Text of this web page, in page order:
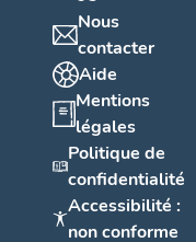
Nous
contacter
Aide
Mentions
légales
Politique de
confidentialité
Accessibilité :
non conforme